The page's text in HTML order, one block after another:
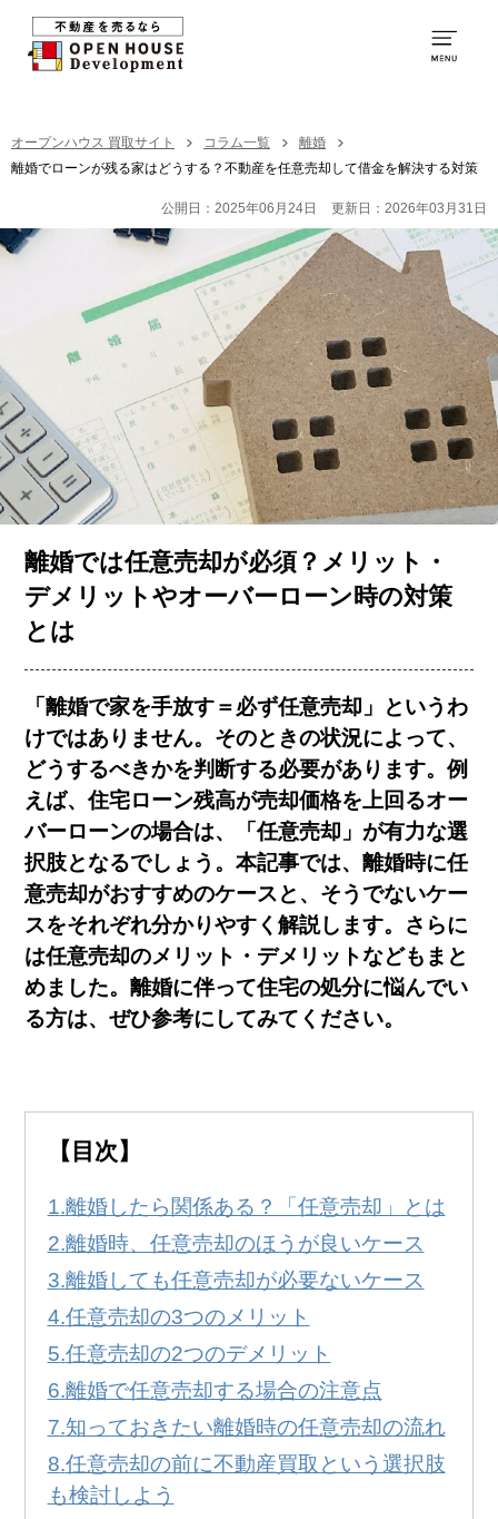
0120-250-094
営業時間：9:00～20:00
買取の特徴
お取引の流れ
社員紹介
買取の事例
お客様の声
会社概要
簡単査定 売却相談
無料 ！
オープンハウス 買取サイト コラム一覧
離婚
離婚でローンが残る家はどうする？不動産を任意売却して借金を解決する対策
公開日：2025年06月24日 更新日：2026年03月31日
離婚では任意売却が必須？メリット・
デメリットやオーバーローン時の対策
とは
「離婚で家を手放す＝必ず任意売却」というわ
けではありません。そのときの状況によって、
どうするべきかを判断する必要があります。例
えば、住宅ローン残高が売却価格を上回るオー
バーローンの場合は、「任意売却」が有力な選
択肢となるでしょう。本記事では、離婚時に任
意売却がおすすめのケースと、そうでないケー
スをそれぞれ分かりやすく解説します。さらに
は任意売却のメリット・デメリットなどもまと
めました。離婚に伴って住宅の処分に悩んでい
る方は、ぜひ参考にしてみてください。
【目次】
離婚したら関係ある？「任意売却」とは
離婚時、任意売却のほうが良いケース
離婚しても任意売却が必要ないケース
任意売却の3つのメリット
任意売却の2つのデメリット
離婚で任意売却する場合の注意点
知っておきたい離婚時の任意売却の流れ
任意売却の前に不動産買取という選択肢
も検討しよう